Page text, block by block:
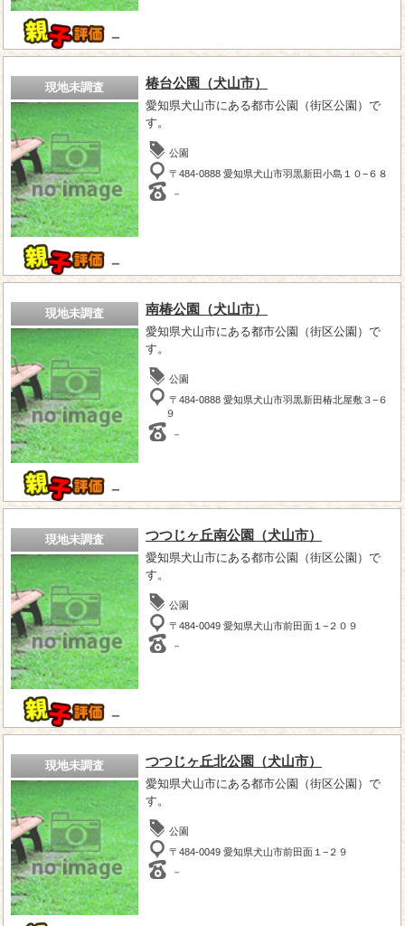
－
現地未調査
－
椿台公園（犬山市）
愛知県犬山市にある都市公園（街区公園）で
す。
公園
〒484-0888 愛知県犬山市羽黒新田小島１０−６８
－
現地未調査
－
南椿公園（犬山市）
愛知県犬山市にある都市公園（街区公園）で
す。
公園
〒484-0888 愛知県犬山市羽黒新田椿北屋敷３−６
９
－
現地未調査
－
つつじヶ丘南公園（犬山市）
愛知県犬山市にある都市公園（街区公園）で
す。
公園
〒484-0049 愛知県犬山市前田面１−２０９
－
現地未調査 つつじヶ丘北公園（犬山市）
愛知県犬山市にある都市公園（街区公園）で
す。
公園
〒484-0049 愛知県犬山市前田面１−２９
－